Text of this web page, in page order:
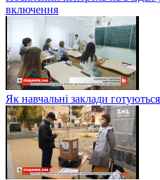
включення
Як навчальні заклади